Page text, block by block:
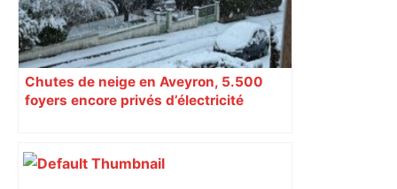
Chutes de neige en Aveyron, 5.500
foyers encore privés d’électricité